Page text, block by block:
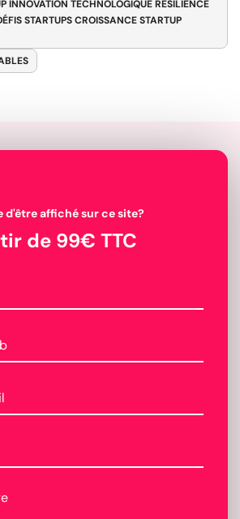
INNOVATION TECHNOLOGIQUE RÉSILIENCE
STARTUPS CROISSANCE STARTUP
d'être affiché sur ce site?
de 99€ TTC